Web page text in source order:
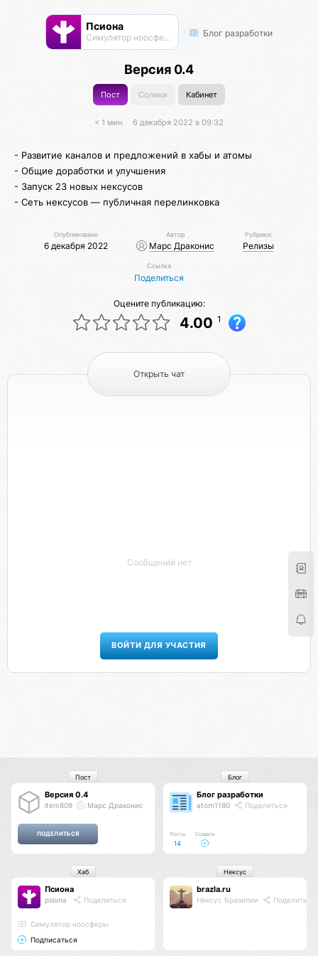
Псиона
Cимулятор ноосферы Блог разработки
Версия 0.4
Пост Солики Кабинет
< 1 мин. 6 декабря 2022 в 09:32
- Развитие каналов и предложений в хабы и атомы
- Общие доработки и улучшения
- Запуск 23 новых нексусов
- Сеть нексусов — публичная перелинковка
Опубликовано
6 декабря 2022
Автор
Марс Драконис
Рубрики:
Релизы
Ссылка
Поделиться
Оцените публикацию:
4.00 1
Открыть чат
Сообщений нет
ВОЙТИ ДЛЯ УЧАСТИЯ
Версия 0.4
item809 Марс Драконис
Пост
Блог разработки
atom1180 Поделиться
Посты
14
Создать
Блог
Псиона
psiona Поделиться
Cимулятор ноосферы
Подписаться
Хаб
brazla.ru
Нексус Бразилии Поделиться
Нексус